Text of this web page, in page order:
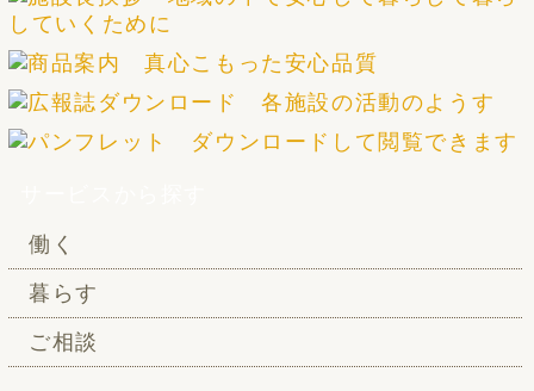
働く
暮らす
ご相談